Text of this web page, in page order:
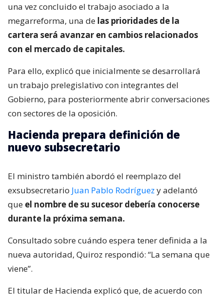
una vez concluido el trabajo asociado a la
megarreforma, una de las prioridades de la
cartera será avanzar en cambios relacionados
con el mercado de capitales.
Para ello, explicó que inicialmente se desarrollará
un trabajo prelegislativo con integrantes del
Gobierno, para posteriormente abrir conversaciones
con sectores de la oposición.
Hacienda prepara definición de
nuevo subsecretario
El ministro también abordó el reemplazo del
exsubsecretario Juan Pablo Rodríguez y adelantó
que el nombre de su sucesor debería conocerse
durante la próxima semana.
Consultado sobre cuándo espera tener definida a la
nueva autoridad, Quiroz respondió: “La semana que
viene”.
El titular de Hacienda explicó que, de acuerdo con